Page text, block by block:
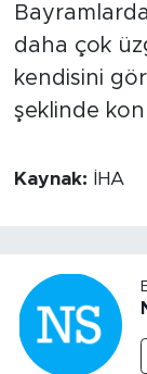
daha çok
kendisini
şeklinde
Kaynak: İHA